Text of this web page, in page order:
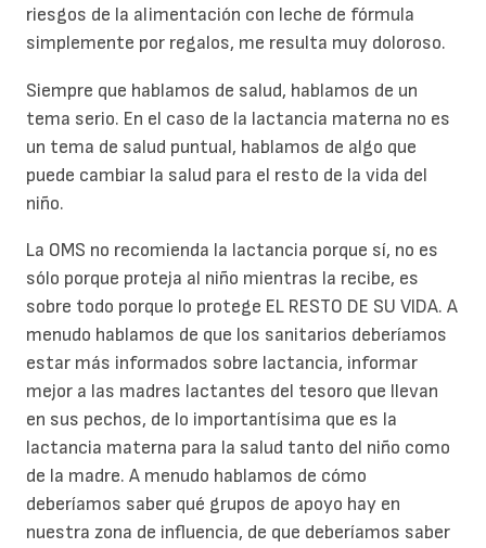
riesgos de la alimentación con leche de fórmula
simplemente por regalos, me resulta muy doloroso.
Siempre que hablamos de salud, hablamos de un
tema serio. En el caso de la lactancia materna no es
un tema de salud puntual, hablamos de algo que
puede cambiar la salud para el resto de la vida del
niño.
La OMS no recomienda la lactancia porque sí, no es
sólo porque proteja al niño mientras la recibe, es
sobre todo porque lo protege EL RESTO DE SU VIDA. A
menudo hablamos de que los sanitarios deberíamos
estar más informados sobre lactancia, informar
mejor a las madres lactantes del tesoro que llevan
en sus pechos, de lo importantísima que es la
lactancia materna para la salud tanto del niño como
de la madre. A menudo hablamos de cómo
deberíamos saber qué grupos de apoyo hay en
nuestra zona de influencia, de que deberíamos saber